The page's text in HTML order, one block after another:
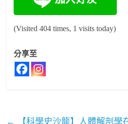
(Visited 404 times, 1 visits today)
分享至
←
【科學史沙龍】人體解剖學